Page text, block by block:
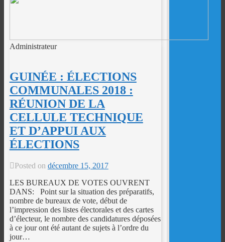
Administrateur
GUINÉE : ÉLECTIONS
COMMUNALES 2018 :
RÉUNION DE LA
CELLULE TECHNIQUE
ET D’APPUI AUX
ÉLECTIONS
Posted on décembre 15, 2017
LES BUREAUX DE VOTES OUVRENT
DANS: Point sur la situation des préparatifs,
nombre de bureaux de vote, début de
l’impression des listes électorales et des cartes
d’électeur, le nombre des candidatures déposées
à ce jour ont été autant de sujets à l’ordre du
jour…